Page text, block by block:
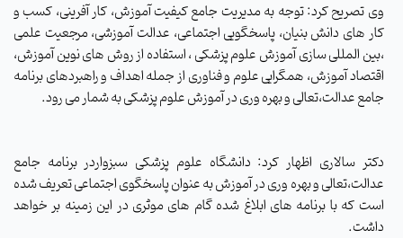
وی تصریح کرد: توجه به مدیریت جامع کیفیت آموزش، کار آفرینی، کسب و
کار های دانش بنیان، پاسخگویی اجتماعی، عدالت آموزشی، مرجعیت علمی
،بین المللی سازی آموزش علوم پزشکی ، استفاده از روش های نوین آموزش،
اقتصاد آموزش، همگرایی علوم و فناوری از جمله اهداف و راهبردهای برنامه
جامع عدالت،تعالی و بهره وری در آموزش علوم پزشکی به شمار می رود.
دکتر سالاری اظهار کرد: دانشگاه علوم پزشکی سبزواردر برنامه جامع
عدالت،تعالی و بهره وری در آموزش به عنوان پاسخگوی اجتماعی تعریف شده
است که با برنامه های ابلاغ شده گام های موثری در این زمینه بر خواهد
داشت.